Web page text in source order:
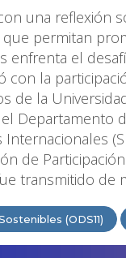
una reflexión
que permitan
enfrenta el
con la
de la
Departamento
de
transmitido de
(ODS11)